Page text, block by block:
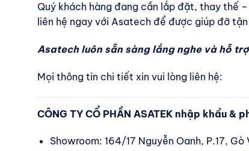
Quý khách hàng đang cần lắp đặt, thay thế
liên hệ ngay với Asatech để được giúp đỡ
Asatech luôn sẵn sàng lắng nghe và hỗ
Mọi thông tin chi tiết xin vui lòng liên hệ:
CÔNG TY CỔ PHẦN ASATEK nhập khẩu
Showroom: 164/17 Nguyễn Oanh, P.17, Gò